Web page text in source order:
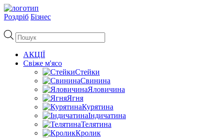
Роздріб Бізнес
Пошук
товарів
АКЦІЇ
Свіже м'ясо
Стейки
Свинина
Яловичина
Ягня
Курятина
Індичатина
Телятина
Кролик